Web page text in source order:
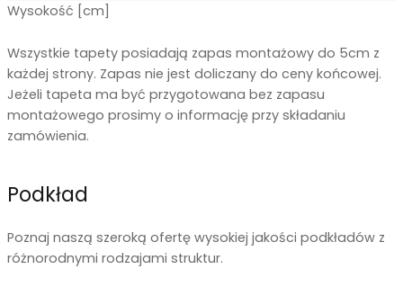
Wysokość [cm]
Wszystkie tapety posiadają zapas montażowy do 5cm z
każdej strony. Zapas nie jest doliczany do ceny końcowej.
Jeżeli tapeta ma być przygotowana bez zapasu
montażowego prosimy o informację przy składaniu
zamówienia.
Podkład
Poznaj naszą szeroką ofertę wysokiej jakości podkładów z
różnorodnymi rodzajami struktur.